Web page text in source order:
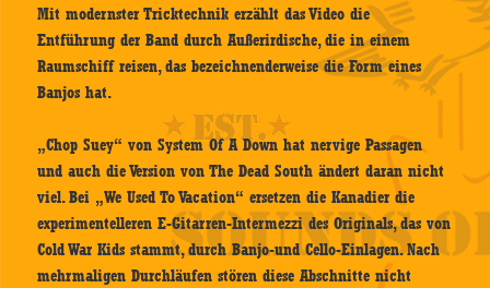
Mit modernster Tricktechnik erzählt das Video die
Entführung der Band durch Außerirdische, die in einem
Raumschiff reisen, das bezeichnenderweise die Form eines
Banjos hat.
„Chop Suey“ von System Of A Down hat nervige Passagen
und auch die Version von The Dead South ändert daran nicht
viel. Bei „We Used To Vacation“ ersetzen die Kanadier die
experimentelleren E-Gitarren-Intermezzi des Originals, das von
Cold War Kids stammt, durch Banjo-und Cello-Einlagen. Nach
mehrmaligen Durchläufen stören diese Abschnitte nicht